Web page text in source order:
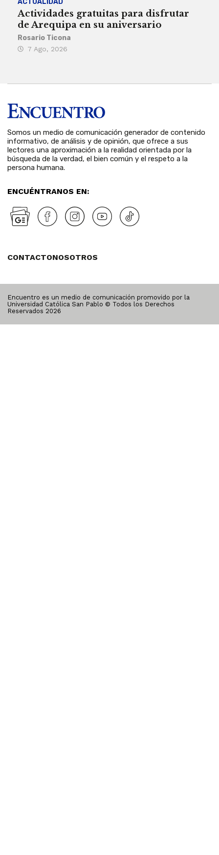
ACTUALIDAD
Actividades gratuitas para disfrutar
de Arequipa en su aniversario
Rosario Ticona
7 Ago, 2026
Somos un medio de comunicación generador de contenido
informativo, de análisis y de opinión, que ofrece a sus
lectores una aproximación a la realidad orientada por la
búsqueda de la verdad, el bien común y el respeto a la
persona humana.
ENCUÉNTRANOS EN:
CONTACTONOSOTROS
Encuentro es un medio de comunicación promovido por la
Universidad Católica San Pablo © Todos los Derechos
Reservados 2026